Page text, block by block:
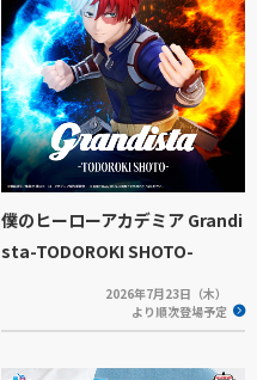
僕のヒーローアカデミア Grandi
sta-TODOROKI SHOTO-
2026年7月23日（木）
より順次登場予定